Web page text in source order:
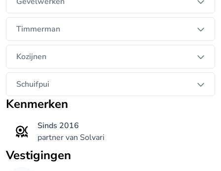
Timmerman
Kozijnen
Schuifpui
Kenmerken
Sinds 2016
partner van Solvari
Vestigingen